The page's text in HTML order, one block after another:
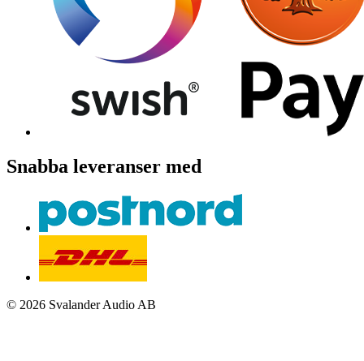
Snabba leveranser med
© 2026 Svalander Audio AB